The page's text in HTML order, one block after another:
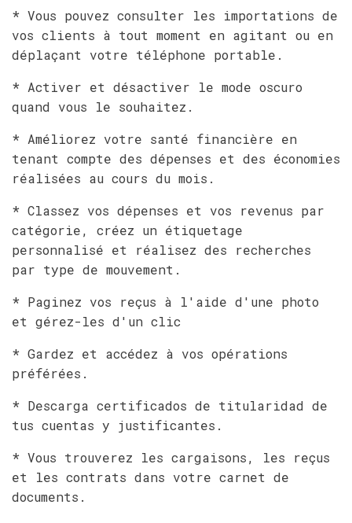
* Vous pouvez consulter les importations de
vos clients à tout moment en agitant ou en
déplaçant votre téléphone portable.
* Activer et désactiver le mode oscuro
quand vous le souhaitez.
* Améliorez votre santé financière en
tenant compte des dépenses et des économies
réalisées au cours du mois.
* Classez vos dépenses et vos revenus par
catégorie, créez un étiquetage
personnalisé et réalisez des recherches
par type de mouvement.
* Paginez vos reçus à l'aide d'une photo
et gérez-les d'un clic
* Gardez et accédez à vos opérations
préférées.
* Descarga certificados de titularidad de
tus cuentas y justificantes.
* Vous trouverez les cargaisons, les reçus
et les contrats dans votre carnet de
documents.